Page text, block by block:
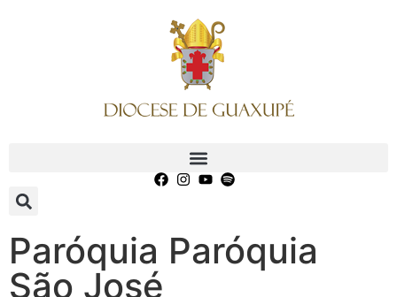
Paróquia Paróquia
São José